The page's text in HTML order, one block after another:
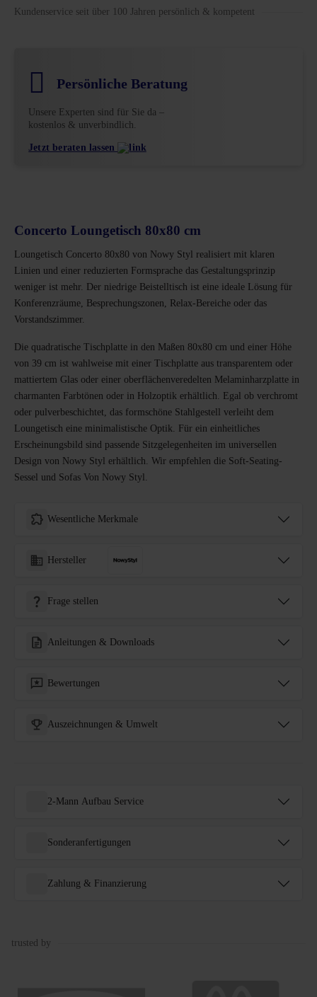
Kundenservice seit über 100 Jahren persönlich & kompetent
Persönliche Beratung
Unsere Experten sind für Sie da –
kostenlos & unverbindlich.
Jetzt beraten lassen
Concerto Loungetisch 80x80 cm
Loungetisch Concerto 80x80 von Nowy Styl realisiert mit klaren
Linien und einer reduzierten Formsprache das Gestaltungsprinzip
weniger ist mehr. Der niedrige Beistelltisch ist eine ideale Lösung für
Konferenzräume, Besprechungszonen, Relax-Bereiche oder das
Vorstandszimmer.
Die quadratische Tischplatte in den Maßen 80x80 cm und einer Höhe
von 39 cm ist wahlweise mit einer Tischplatte aus transparentem oder
mattiertem Glas oder einer oberflächenveredelten Melaminharzplatte in
charmanten Farbtönen oder in Holzoptik erhältlich. Egal ob verchromt
oder pulverbeschichtet, das formschöne Stahlgestell verleiht dem
Loungetisch eine minimalistische Optik. Für ein einheitliches
Erscheinungsbild sind passende Sitzgelegenheiten im universellen
Design von Nowy Styl erhältlich. Wir empfehlen die Soft-Seating-
Sessel und Sofas Von Nowy Styl.
Wesentliche Merkmale
Hersteller
Frage stellen
Anleitungen & Downloads
Bewertungen
Auszeichnungen & Umwelt
2-Mann Aufbau Service
Sonderanfertigungen
Zahlung & Finanzierung
trusted by